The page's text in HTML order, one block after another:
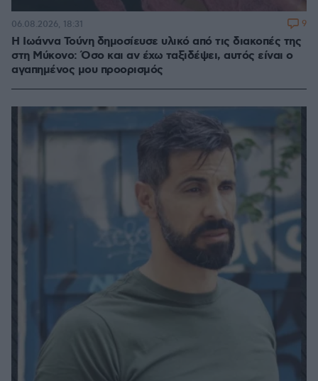
Η Ιωάννα Τούνη δημοσίευσε υλικό από τις διακοπές της
στη Μύκονο: Όσο και αν έχω ταξιδέψει, αυτός είναι ο
αγαπημένος μου προορισμός
06.08.2026, 18:31 9